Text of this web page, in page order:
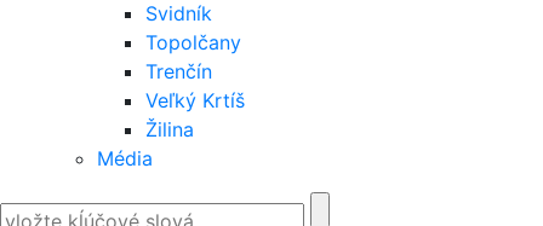
Svidník
Topolčany
Trenčín
Veľký Krtíš
Žilina
Média